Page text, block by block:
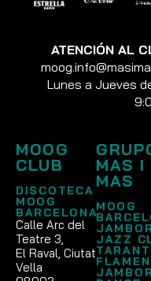
ATENCIÓN AL
Lunes a Jueves
MOOG
CLUB
DISCOTECA
MOOG
BARCELONA
Calle Arc del
Teatre 3,
El Raval, Ciutat
Vella
MAS I
MAS
MOOG
JAZZ